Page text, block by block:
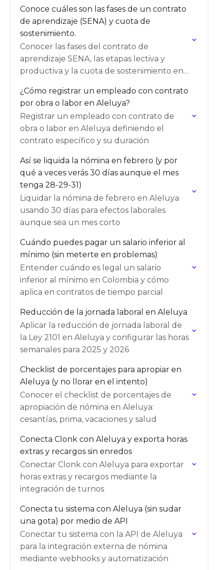
Conoce cuáles son las fases de un contrato
de aprendizaje (SENA) y cuota de
sostenimiento.
Conocer las fases del contrato de
aprendizaje SENA, las etapas lectiva y
productiva y la cuota de sostenimiento en
¿Cómo registrar un empleado con contrato
por obra o labor en Aleluya?
Registrar un empleado con contrato de
obra o labor en Aleluya definiendo el
contrato específico y su duración
Así se liquida la nómina en febrero (y por
qué a veces verás 30 días aunque el mes
tenga 28-29-31)
Liquidar la nómina de febrero en Aleluya
usando 30 días para efectos laborales
aunque sea un mes corto
Cuándo puedes pagar un salario inferior al
mínimo (sin meterte en problemas)
Entender cuándo es legal un salario
inferior al mínimo en Colombia y cómo
aplica en contratos de tiempo parcial
Reducción de la jornada laboral en Aleluya
Aplicar la reducción de jornada laboral de
la Ley 2101 en Aleluya y configurar las horas
semanales para 2025 y 2026
Checklist de porcentajes para apropiar en
Aleluya (y no llorar en el intento)
Conocer el checklist de porcentajes de
apropiación de nómina en Aleluya:
cesantías, prima, vacaciones y salud
Conecta Clonk con Aleluya y exporta horas
extras y recargos sin enredos
Conectar Clonk con Aleluya para exportar
horas extras y recargos mediante la
integración de turnos
Conecta tu sistema con Aleluya (sin sudar
una gota) por medio de API
Conectar tu sistema con la API de Aleluya
para la integración externa de nómina
mediante webhooks y automatización